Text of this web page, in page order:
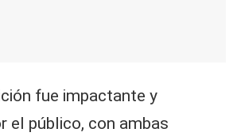
fue impactante y
el público, con ambas